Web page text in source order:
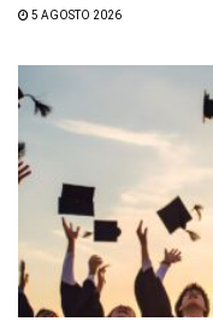
5 AGOSTO 2026